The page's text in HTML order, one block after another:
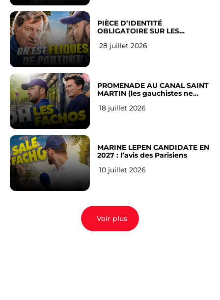
PIÈCE D’IDENTITÉ
OBLIGATOIRE SUR LES
Français
28 juillet 2026
PROMENADE AU CANAL SAINT
MARTIN (les gauchistes ne
18 juillet 2026
MARINE LEPEN CANDIDATE EN
2027 : l’avis des Parisiens
10 juillet 2026
Voir plus